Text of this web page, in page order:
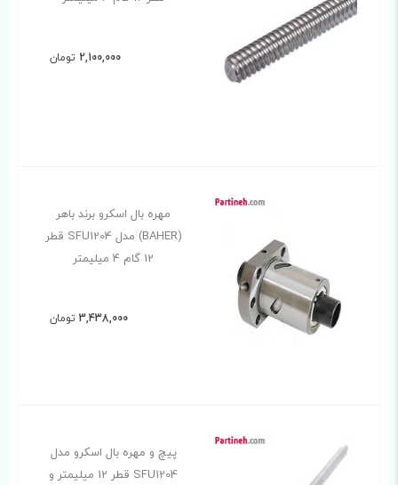
2,100,000 تومان
مهره بال اسکرو برند باهر
(BAHER) مدل SFU1204 قطر
12 گام 4 میلیمتر
3,438,000 تومان
پیچ و مهره بال اسکرو مدل
SFU1204 قطر 12 میلیمتر و